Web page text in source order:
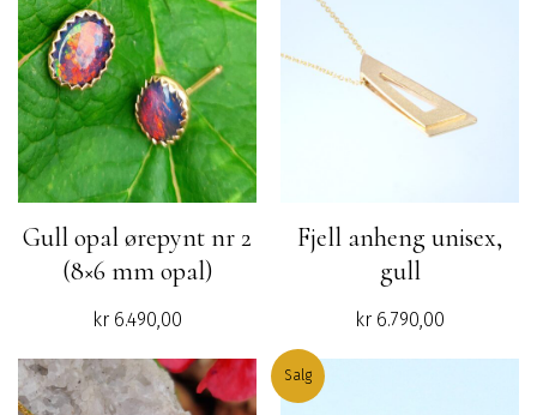
Gull opal ørepynt nr 2
(8×6 mm opal)
kr 6.490,00
Fjell anheng unisex,
gull
kr 6.790,00
Salg